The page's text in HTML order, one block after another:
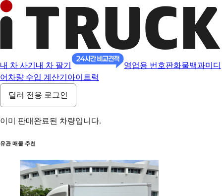
내 차 사기 내 차 팔기 영업용 번호판화물백과미디
어 차량 수입 계산기 아이트럭
딜러 전용 로그인
이미 판매완료된 차량입니다.
유관 매물 추천